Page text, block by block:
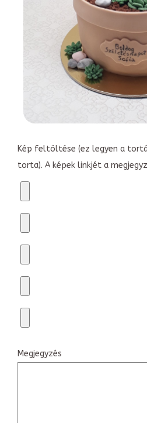
Kép feltöltése (ez legyen a
torta). A képek linkjét a
Megjegyzés